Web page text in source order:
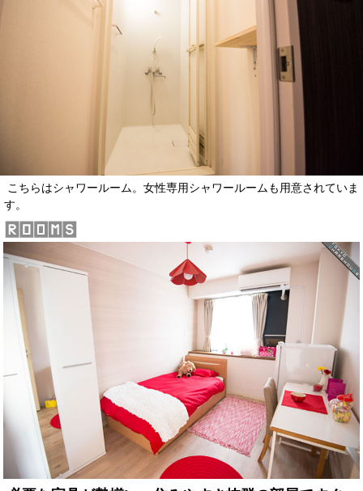
こちらはシャワールーム。女性専用シャワールームも用意されていま
す。